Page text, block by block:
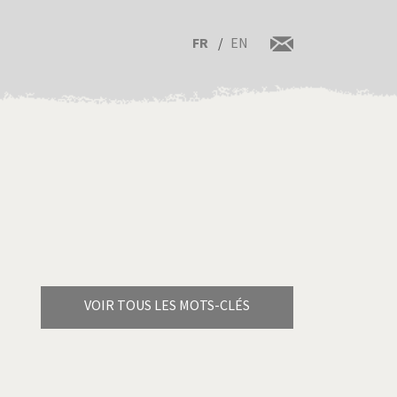
FR EN
VOIR TOUS LES MOTS-CLÉS